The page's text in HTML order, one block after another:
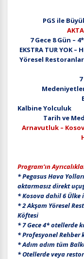
PGS ile
7 Gece 8 Gün –
EKSTRA TUR YOK –
Yöresel
Buluşma
Kalbine Yolculuk
Tarih ve
Arnavutluk –
Program’ın
* Pegasus Hava
aktarmasız direkt
* Kosova dahil 6 Ülke
* 2 Akşam Yöresel
Köftesi
* 7 Gece 4* otellerde
* Profesyonel Rehber
* Adım adım tüm
* Otellerde veya